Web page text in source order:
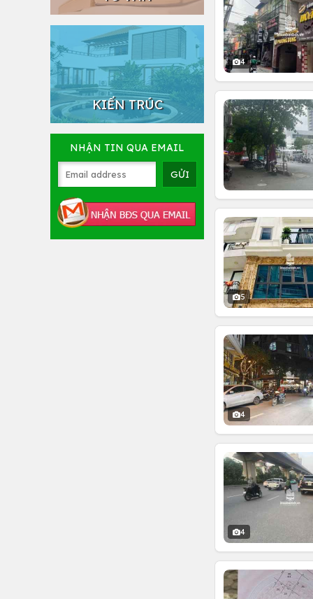
KIẾN TRÚC
NHẬN TIN QUA EMAIL
4
5
4
4